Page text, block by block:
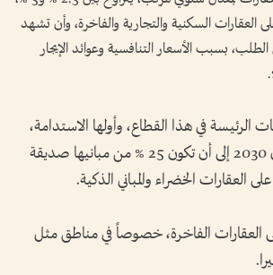
العقارات السكنية والتجارية والفاخرة، وأن تشهد
الطلب، بسبب الأسعار التنافسية وعوائد الإيجار
الرئيسة في هذا القطاع، وأولها الاستدامة،
حيث تهدف دبي بحلول 2030 إلى أن تكون 25 % من مبانيها صديقة
العقارات الخضراء والمباني الذكية.
العقارات الفاخرة، خصوصاً في مناطق مثل